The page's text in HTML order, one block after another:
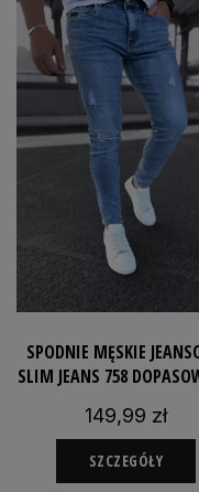
SPODNIE MĘSKIE
SLIM JEANS 758
149,99 zł
SZCZEGÓŁY